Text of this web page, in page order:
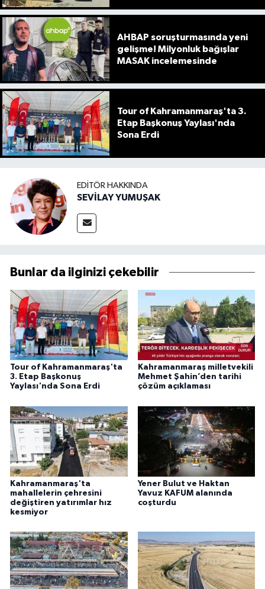
AHBAP soruşturmasında yeni
gelişme! Milyonluk bağışlar
MASAK incelemesinde
Tour of Kahramanmaraş'ta 3.
Etap Başkonuş Yaylası'nda
Sona Erdi
EDITÖR HAKKINDA
SEVİLAY YUMUŞAK
Bunlar da ilginizi çekebilir
Tour of Kahramanmaraş'ta
3. Etap Başkonuş
Yaylası'nda Sona Erdi
Kahramanmaraş milletvekili
Mehmet Şahin’den tarihi
çözüm açıklaması
Kahramanmaraş'ta
mahallelerin çehresini
değiştiren yatırımlar hız
kesmiyor
Yener Bulut ve Haktan
Yavuz KAFUM alanında
coşturdu